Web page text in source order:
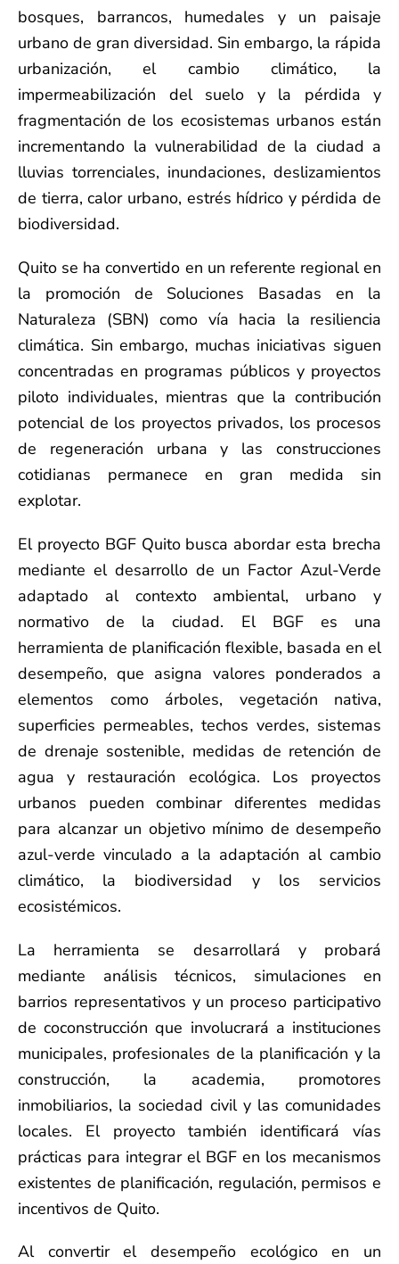
bosques, barrancos, humedales y un paisaje
urbano de gran diversidad. Sin embargo, la rápida
urbanización, el cambio climático, la
impermeabilización del suelo y la pérdida y
fragmentación de los ecosistemas urbanos están
incrementando la vulnerabilidad de la ciudad a
lluvias torrenciales, inundaciones, deslizamientos
de tierra, calor urbano, estrés hídrico y pérdida de
biodiversidad.
Quito se ha convertido en un referente regional en
la promoción de Soluciones Basadas en la
Naturaleza (SBN) como vía hacia la resiliencia
climática. Sin embargo, muchas iniciativas siguen
concentradas en programas públicos y proyectos
piloto individuales, mientras que la contribución
potencial de los proyectos privados, los procesos
de regeneración urbana y las construcciones
cotidianas permanece en gran medida sin
explotar.
El proyecto BGF Quito busca abordar esta brecha
mediante el desarrollo de un Factor Azul-Verde
adaptado al contexto ambiental, urbano y
normativo de la ciudad. El BGF es una
herramienta de planificación flexible, basada en el
desempeño, que asigna valores ponderados a
elementos como árboles, vegetación nativa,
superficies permeables, techos verdes, sistemas
de drenaje sostenible, medidas de retención de
agua y restauración ecológica. Los proyectos
urbanos pueden combinar diferentes medidas
para alcanzar un objetivo mínimo de desempeño
azul-verde vinculado a la adaptación al cambio
climático, la biodiversidad y los servicios
ecosistémicos.
La herramienta se desarrollará y probará
mediante análisis técnicos, simulaciones en
barrios representativos y un proceso participativo
de coconstrucción que involucrará a instituciones
municipales, profesionales de la planificación y la
construcción, la academia, promotores
inmobiliarios, la sociedad civil y las comunidades
locales. El proyecto también identificará vías
prácticas para integrar el BGF en los mecanismos
existentes de planificación, regulación, permisos e
incentivos de Quito.
Al convertir el desempeño ecológico en un